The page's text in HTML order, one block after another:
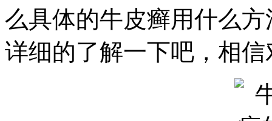
么具体的牛皮癣用什么
详细的了解一下吧，相